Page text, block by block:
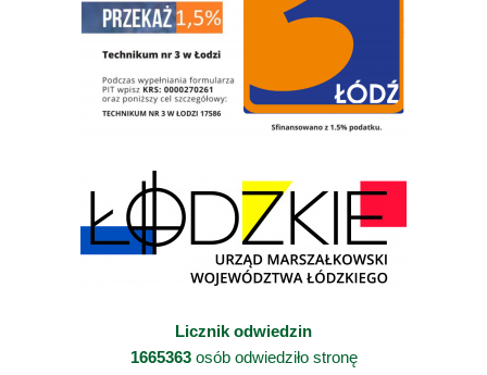
Licznik odwiedzin
1665363osób odwiedziło stronę